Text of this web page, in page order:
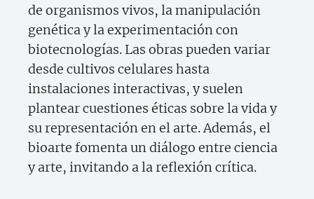
de organismos vivos, la manipulación
genética y la experimentación con
biotecnologías. Las obras pueden variar
desde cultivos celulares hasta
instalaciones interactivas, y suelen
plantear cuestiones éticas sobre la vida y
su representación en el arte. Además, el
bioarte fomenta un diálogo entre ciencia
y arte, invitando a la reflexión crítica.